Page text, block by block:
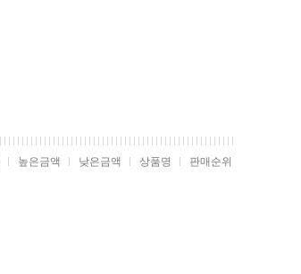
높은금액 낮은금액 상품명 판매순위